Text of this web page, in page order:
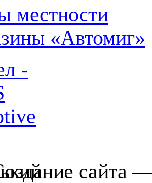
местности
«Автомиг»
сайта